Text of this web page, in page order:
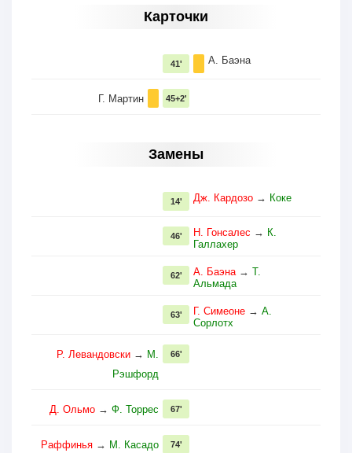
Карточки
А. Баэна
41'
Г. Мартин 45+2'
Замены
Дж. Кардозо → Коке
14'
Н. Гонсалес → К.
Галлахер
46'
А. Баэна→ Т.
Альмада
62'
Г. Симеоне → А.
Сорлотх
63'
Р. Левандовски → М.
Рэшфорд
66'
Д. Ольмо → Ф. Торрес 67'
Раффинья → М. Касадо 74'